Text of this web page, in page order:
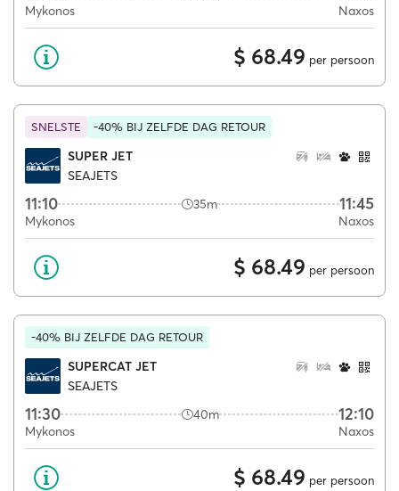
Mykonos Naxos
$ 68.49 per persoon
SNELSTE -40% BIJ ZELFDE DAG RETOUR
SUPER JET
SEAJETS
11:10 35m 11:45
Mykonos Naxos
$ 68.49 per persoon
-40% BIJ ZELFDE DAG RETOUR
SUPERCAT JET
SEAJETS
11:30 40m 12:10
Mykonos Naxos
$ 68.49 per persoon